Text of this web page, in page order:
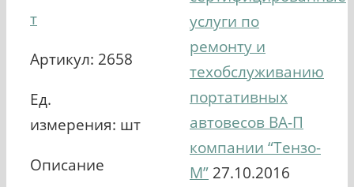
т
Артикул: 2658
Ед.
измерения: шт
Описание
услуги по
ремонту и
техобслуживанию
портативных
автовесов ВА-П
компании “Тензо-
М” 27.10.2016